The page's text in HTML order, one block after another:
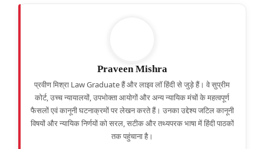
Praveen Mishra
प्रवीण मिश्रा Law Graduate हैं और लाइव लॉ हिंदी से जुड़े हैं। वे सुप्रीम
कोर्ट, उच्च न्यायालयों, उपभोक्ता आयोगों और अन्य न्यायिक मंचों के महत्वपूर्ण
फैसलों एवं कानूनी घटनाक्रमों पर लेखन करते हैं। उनका उद्देश्य जटिल कानूनी
विषयों और न्यायिक निर्णयों को सरल, सटीक और तथ्यपरक भाषा में हिंदी पाठकों
तक पहुंचाना है।